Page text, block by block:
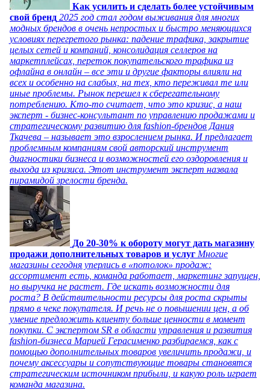
Как усилить и сделать более устойчивым
свой бренд 2025 год стал годом выживания для многих
модных брендов в очень непростых и быстро меняющихся
условиях перегретого рынка: падение трафика, закрытие
целых сетей и компаний, консолидация селлеров на
маркетплейсах, переток покупательского трафика из
офлайна в онлайн – все эти и другие факторы влияли на
всех и особенно на слабых, на тех, кто переживал те или
иные проблемы. Рынок перешел к сберегательному
потреблению. Кто-то считает, что это кризис, а наш
эксперт - бизнес-консультант по управлению продажами и
стратегическому развитию для fashion-брендов Дания
Ткачева – называет это взрослением рынка. И предлагает
проблемным компаниям свой авторский инструмент
диагностики бизнеса и возможностей его оздоровления и
выхода из кризиса. Этот инструмент эксперт назвала
пирамидой зрелости бренда.
До 20-30% к обороту могут дать магазину
продажи дополнительных товаров и услуг Многие
магазины сегодня уперлись в «потолок» продаж:
ассортимент есть, команда работает, маркетинг запущен,
но выручка не растет. Где искать возможности для
роста? В действительности ресурсы для роста скрыты
прямо в чеке покупателя. И речь не о повышении цен, а об
умение предложить клиенту больше ценности в момент
покупки. С экспертом SR в области управления и развития
fashion-бизнеса Марией Герасименко разбираемся, как с
помощью дополнительных товаров увеличить продажи, и
почему аксессуары и сопутствующие товары становятся
стратегическим источником прибыли, и какую роль играет
команда магазина.